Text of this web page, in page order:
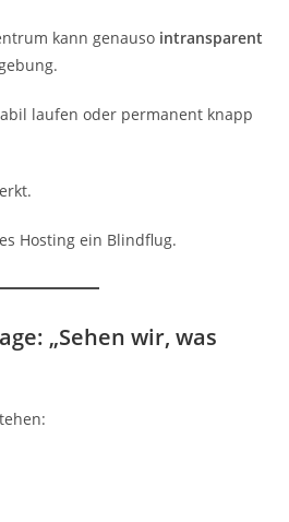
kann genauso intransparent
laufen oder permanent knapp
Hosting ein Blindflug.
„Sehen wir, was